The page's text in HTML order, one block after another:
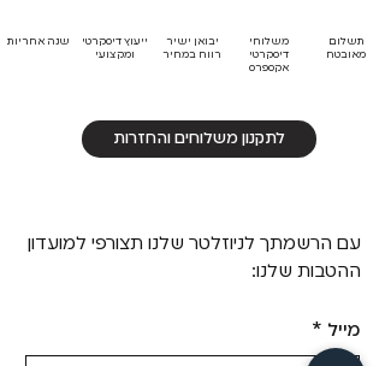
תשלום
מאובטח
משלוחי
דיסקרטי
אקספרס
יבואן ישיר
רווח במחיר
ייעוץ דיסקרטי
ומקצועי
שנה אחריות
לתקנון משלוחים והחזרות
עם הרשמתך לניוזלטר שלנו תצורפי למועדון
ההטבות שלנו:
מייל *